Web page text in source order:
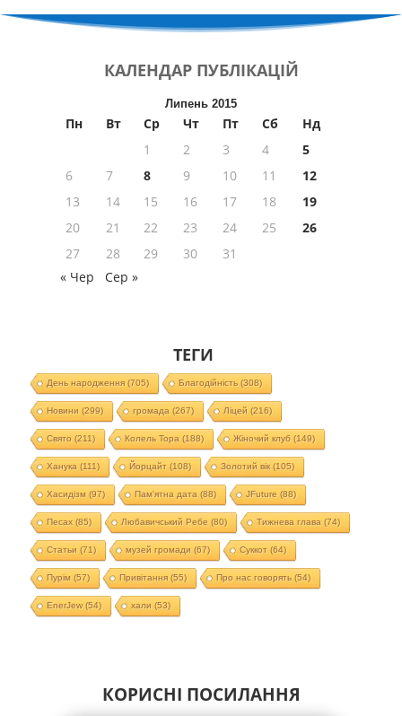
КАЛЕНДАР ПУБЛІКАЦІЙ
Липень 2015
Пн Вт Ср Чт Пт Сб
Нд
1
2 3 4
5
6
7 8 9 10 11
12
13
14 15 16 17 18
19
20
21 22 23 24 25
26
27
28 29 30
31
« Чер
Сер »
ТЕГИ
День народження(705) Благодійність (308)
Новини (299) громада (267) Ліцей (216)
Свято (211) Колель Тора (188) Жіночий клуб (149)
Ханука (111) Йорцайт (108) Золотий вік(105)
Хасидізм (97) Пам'ятна дата (88) JFuture (88)
Песах(85) Любавичський Ребе (80) Тижнева глава (74)
Статьи (71) музей громади (67) Суккот (64)
Пурім (57) Привітання(55) Про нас говорять (54)
EnerJew(54) хали (53)
КОРИСНІ ПОСИЛАННЯ